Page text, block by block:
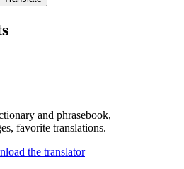
and phrasebook,
favorite translations.